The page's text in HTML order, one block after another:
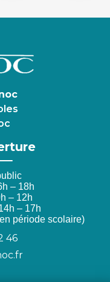
– 18h
– 12h
– 17h
période scolaire)
46